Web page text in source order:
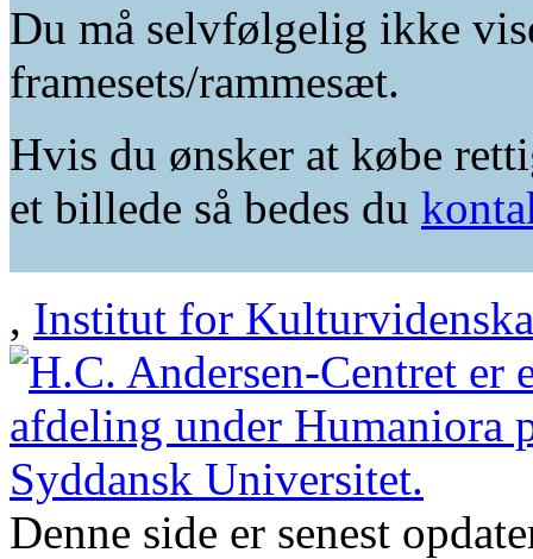
Du må selvfølgelig ikke
framesets/rammesæt.
Hvis du ønsker at købe
et billede så bedes du
, Institut for
Denne side er senest